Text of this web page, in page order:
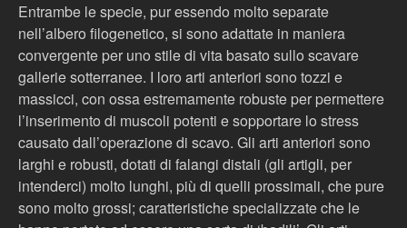
Entrambe le specie, pur essendo molto separate
nell’albero filogenetico, si sono adattate in maniera
convergente per uno stile di vita basato sullo scavare
gallerie sotterranee. I loro arti anteriori sono tozzi e
massicci, con ossa estremamente robuste per permettere
l’inserimento di muscoli potenti e sopportare lo stress
causato dall’operazione di scavo. Gli arti anteriori sono
larghi e robusti, dotati di falangi distali (gli artigli, per
intenderci) molto lunghi, più di quelli prossimali, che pure
sono molto grossi; caratteristiche specializzate che le